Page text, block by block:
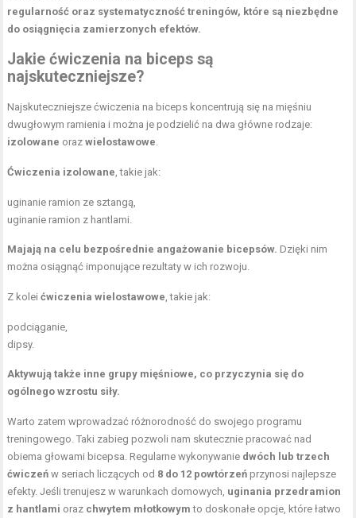
regularność oraz systematyczność treningów, które są niezbędne
do osiągnięcia zamierzonych efektów.
Jakie ćwiczenia na biceps są
najskuteczniejsze?
Najskuteczniejsze ćwiczenia na biceps koncentrują się na mięśniu
dwugłowym ramienia i można je podzielić na dwa główne rodzaje:
izolowane orazwielostawowe
Ćwiczenia izolowane , takie jak:
uginanie ramion ze sztangą,
uginanie ramion z hantlami.
Majają na celu bezpośrednie angażowanie bicepsów. Dzięki nim
można osiągnąć imponujące rezultaty w ich rozwoju.
Z koleićwiczenia wielostawowe , takie jak:
podciąganie,
dipsy.
Aktywują także inne grupy mięśniowe, co przyczynia się do
ogólnego wzrostu siły.
Warto zatem wprowadzać różnorodność do swojego programu
treningowego. Taki zabieg pozwoli nam skutecznie pracować nad
obiema głowami bicepsa. Regularne wykonywanie dwóch lub trzech
ćwiczeń w seriach liczących od 8 do 12 powtórzeń przynosi najlepsze
efekty. Jeśli trenujesz w warunkach domowych, uginania przedramion
z hantlami oraz chwytem młotkowym to doskonałe opcje, które łatwo